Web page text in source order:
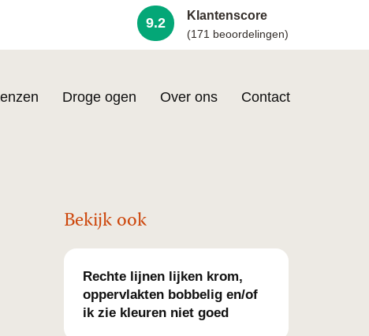
9.2 Klantenscore
(171 beoordelingen)
Droge ogen Over ons Contact
Bekijk ook
Rechte lijnen lijken krom,
oppervlakten bobbelig en/of
ik zie kleuren niet goed